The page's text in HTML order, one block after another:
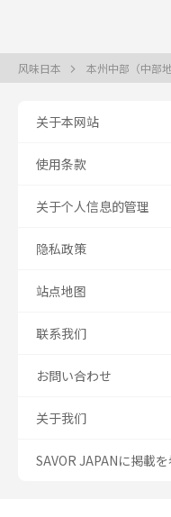
风味日本 本州中部（中部
关于本网站
使用条款
关于个人信息的管理
隐私政策
站点地图
联系我们
お問い合わせ
关于我们
SAVOR JAPANに掲載